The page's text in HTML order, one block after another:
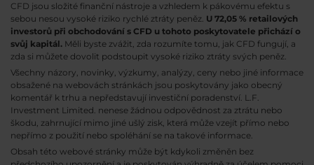
CFD jsou složité finanční nástroje a vzhledem k pákovému efektu s
sebou nesou vysoké riziko rychlé ztráty peněz. U 72,05 % retailových
investorů při obchodování s CFD u tohoto poskytovatele přichází o
svůj kapitál. Měli byste zvážit, zda rozumíte tomu, jak CFD fungují, a
zda si můžete dovolit podstoupit vysoké riziko ztráty svých peněz.
Všechny názory, novinky, výzkumy, analýzy, ceny nebo jiné informace
obsažené na webovách stránkách jsou poskytovány jako obecný
komentář k trhu a nepředstavují investiční poradenství. L.F.
Investment Limited. nenese žádnou odpovědnost za ztrátu nebo
škodu, zahrnující mimo jiné ušlý zisk, která může vzejít přímo nebo
nepřímo z použití nebo spoléhání se na takové informace.
Obsah této webové stránky může být kdykoli změněn bez